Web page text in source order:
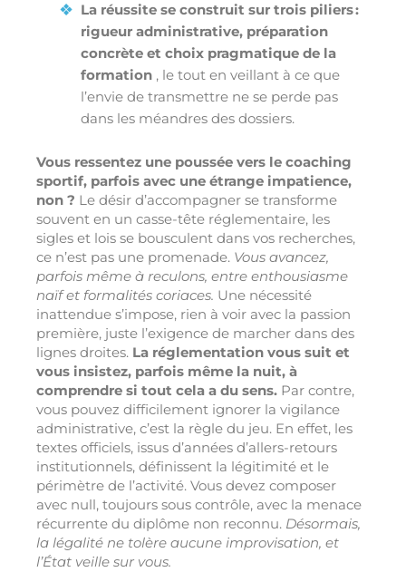
La réussite se construit sur trois piliers :
rigueur administrative, préparation
concrète et choix pragmatique de la
formation , le tout en veillant à ce que
l’envie de transmettre ne se perde pas
dans les méandres des dossiers.
Vous ressentez une poussée vers le coaching
sportif, parfois avec une étrange impatience,
non ? Le désir d’accompagner se transforme
souvent en un casse-tête réglementaire, les
sigles et lois se bousculent dans vos recherches,
ce n’est pas une promenade. Vous avancez,
parfois même à reculons, entre enthousiasme
naïf et formalités coriaces. Une nécessité
inattendue s’impose, rien à voir avec la passion
première, juste l’exigence de marcher dans des
lignes droites. La réglementation vous suit et
vous insistez, parfois même la nuit, à
comprendre si tout cela a du sens. Par contre,
vous pouvez difficilement ignorer la vigilance
administrative, c’est la règle du jeu. En effet, les
textes officiels, issus d’années d’allers-retours
institutionnels, définissent la légitimité et le
périmètre de l’activité. Vous devez composer
avec null, toujours sous contrôle, avec la menace
récurrente du diplôme non reconnu. Désormais,
la légalité ne tolère aucune improvisation, et
l’État veille sur vous.